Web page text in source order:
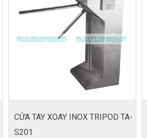
CỬA TAY XOAY INOX TRIPOD TA-
S201